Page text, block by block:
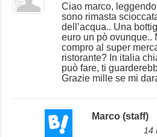
Ciao marco,
sono rimasta
dell’acqua.. Una
euro un pò ovunque..
compro al super
ristorante? In italia
può fare, ti
Grazie mille se mi
Marco (staff)
14